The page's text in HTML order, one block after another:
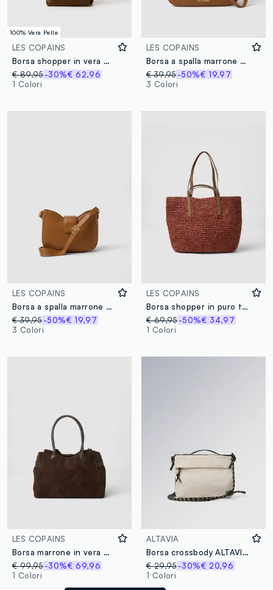
100% Vera Pelle
LES COPAINS
Borsa shopper in vera pelle marrone
€ 89,95-30%€ 62,96
1 Colori
LES COPAINS
Borsa a spalla marrone dal design minimal
€ 39,95 -50%€ 19,97
3 Colori
LES COPAINS
Borsa a spalla marrone con patta e tracolla regolabile
€ 39,95-50%€ 19,97
3 Colori
LES COPAINS
Borsa shopper in puro tessuto carta marrone
€ 69,95 -50%€ 34,97
1 Colori
LES COPAINS
Borsa marrone in vera pelle
€ 99,95-30%€ 69,96
1 Colori
ALTAVIA
Borsa crossbody ALTAVIA WITH DEBORAH COMPAGNONI
€ 29,95 -30%€ 20,96
1 Colori